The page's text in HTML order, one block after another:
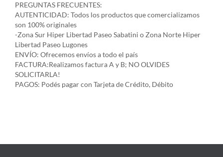
PREGUNTAS FRECUENTES:
AUTENTICIDAD: Todos los productos que comercializamos
son 100% originales
-Zona Sur Hiper Libertad Paseo Sabatini o Zona Norte Hiper
Libertad Paseo Lugones
ENVÍO: Ofrecemos envíos a todo el país
FACTURA:Realizamos factura A y B; NO OLVIDES
SOLICITARLA!
PAGOS: Podés pagar con Tarjeta de Crédito, Débito